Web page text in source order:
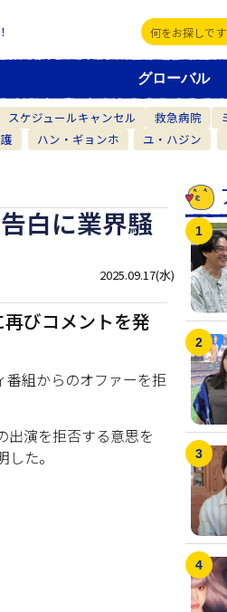
グローバル
スケジュールキャンセル 救急病院
ハン・ギョンホ ユ・ハジン
白に業界騒
2025.09.17(水)
びコメントを発
番組からのオファーを拒
出演を拒否する意思を
た。